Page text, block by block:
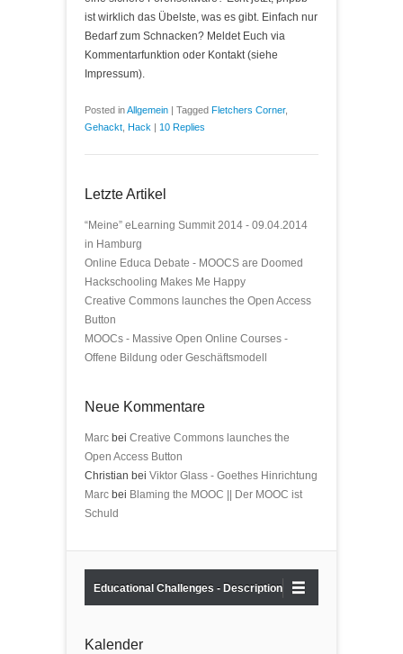
ist wirklich das Übelste, was es gibt. Einfach nur
Bedarf zum Schnacken? Meldet Euch via
Kommentarfunktion oder Kontakt (siehe
Impressum).
Posted inAllgemein | Tagged Fletchers Corner,
Gehackt Hack | 10 Replies
Letzte Artikel
“Meine” eLearning Summit 2014 - 09.04.2014
in Hamburg
Online Educa Debate - MOOCS are Doomed
Hackschooling Makes Me Happy
Creative Commons launches the Open Access
Button
MOOCs - Massive Open Online Courses -
Offene Bildung oder Geschäftsmodell
Neue Kommentare
Marc bei Creative Commons launches the
Open Access Button
Christian bei Viktor Glass - Goethes Hinrichtung
Marc bei Blaming the MOOC || Der MOOC ist
Schuld
Educational Challenges - Description
Kalender